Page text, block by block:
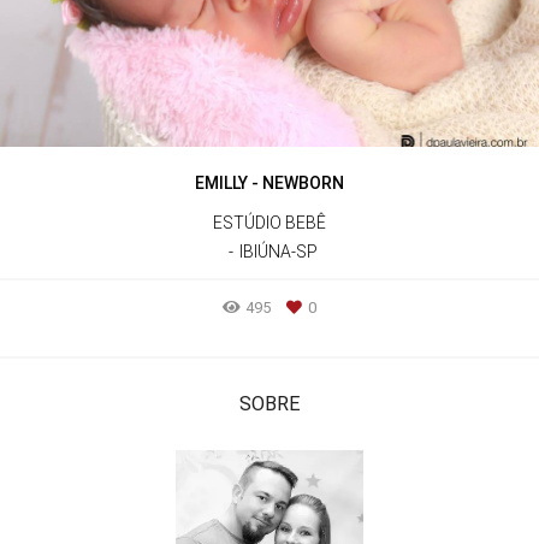
EMILLY - NEWBORN
ESTÚDIO BEBÊ
IBIÚNA-SP
495 0
SOBRE